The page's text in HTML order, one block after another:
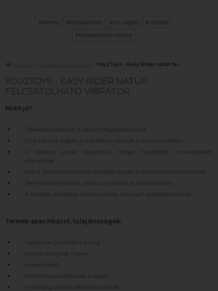
#élethű #felcsatolható #női izgató
#vibrátor
#felcsatolható vibrátor
/You2Toys - Easy Rider natúr fe...
YOU2TOYS - EASY RIDER NATÚR
FELCSATOLHATÓ VIBRÁTOR
Miért jó?
Tökéletes játékszer a pénisz nagyobbítására
Erős pántok fogják a meredező péniszt a biztos tartásért
A köpeny puha tapintású, mégis megfelelő merevségben
pompázik
Extra, fokozatmentesen erősödő rezgés a vibráció szerelmeseinek
Természetes hatású, natúr szín csábít a kényeztetésre
A rezgést vezetékes távirányítóval, könnyen szabályozhatod
Termék specifikáció, tulajdonságok:
rugalmas, jó tartású anyag
enyhén kirajzolt makk
üreges belső
péniszhosszabbítással a végén
műanyag csattal állítható pántok